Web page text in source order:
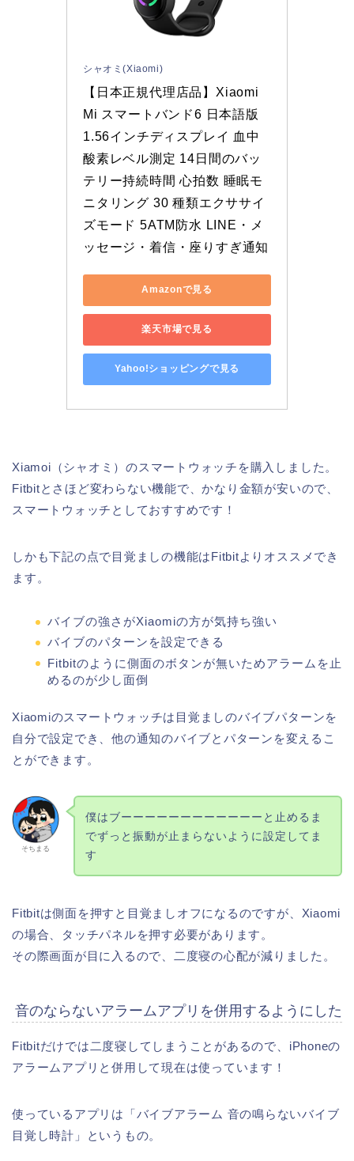
シャオミ(Xiaomi)
【日本正規代理店品】Xiaomi
Mi スマートバンド6 日本語版
1.56インチディスプレイ 血中
酸素レベル測定 14日間のバッ
テリー持続時間 心拍数 睡眠モ
ニタリング 30 種類エクササイ
ズモード 5ATM防水 LINE・メ
ッセージ・着信・座りすぎ通知
Amazonで見る
楽天市場で見る
Yahoo!ショッピングで見る
Xiamoi（シャオミ）のスマートウォッチを購入しました。
Fitbitとさほど変わらない機能で、かなり金額が安いので、
スマートウォッチとしておすすめです！
しかも下記の点で目覚ましの機能はFitbitよりオススメでき
ます。
バイブの強さがXiaomiの方が気持ち強い
バイブのパターンを設定できる
Fitbitのように側面のボタンが無いためアラームを止
めるのが少し面倒
Xiaomiのスマートウォッチは目覚ましのバイブパターンを
自分で設定でき、他の通知のバイブとパターンを変えるこ
とができます。
そちまる
僕はブーーーーーーーーーーーーと止めるま
でずっと振動が止まらないように設定してま
す
Fitbitは側面を押すと目覚ましオフになるのですが、Xiaomi
の場合、タッチパネルを押す必要があります。
その際画面が目に入るので、二度寝の心配が減りました。
音のならないアラームアプリを併用するようにした
Fitbitだけでは二度寝してしまうことがあるので、iPhoneの
アラームアプリと併用して現在は使っています！
使っているアプリは「バイブアラーム 音の鳴らないバイブ
目覚し時計」というもの。